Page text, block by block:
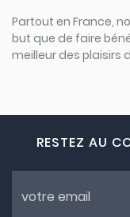
Partout en France,
but que de faire
meilleur des plaisirs
RESTEZ AU